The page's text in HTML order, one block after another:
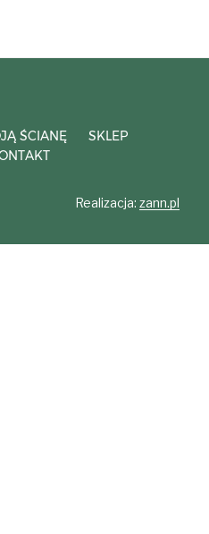
ŚCIANĘ
SKLEP
Realizacja: zann.pl